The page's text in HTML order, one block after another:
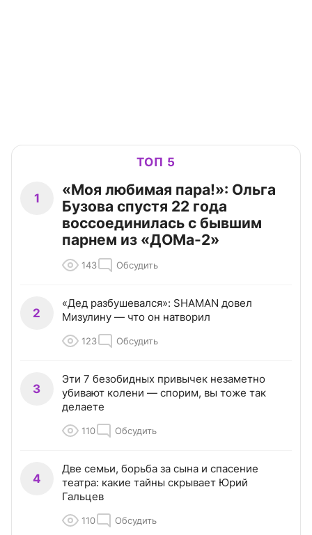
ТОП 5
1
«Моя любимая пара!»: Ольга
Бузова спустя 22 года
воссоединилась с бывшим
парнем из «ДОМа-2»
143 Обсудить
2
«Дед разбушевался»: SHAMAN довел
Мизулину — что он натворил
123 Обсудить
3
Эти 7 безобидных привычек незаметно
убивают колени — спорим, вы тоже так
делаете
110 Обсудить
4
Две семьи, борьба за сына и спасение
театра: какие тайны скрывает Юрий
Гальцев
110 Обсудить